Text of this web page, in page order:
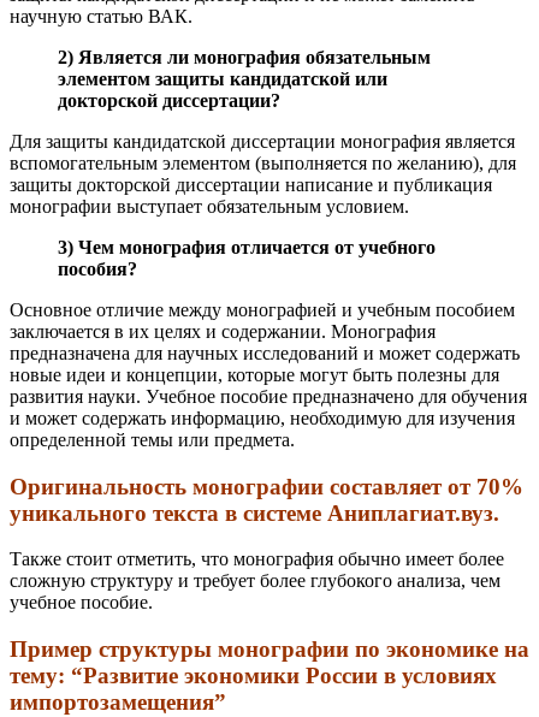
научную статью ВАК.
2) Является ли монография обязательным
элементом защиты кандидатской или
докторской диссертации?
Для защиты кандидатской диссертации монография является
вспомогательным элементом (выполняется по желанию), для
защиты докторской диссертации написание и публикация
монографии выступает обязательным условием.
3) Чем монография отличается от учебного
пособия?
Основное отличие между монографией и учебным пособием
заключается в их целях и содержании. Монография
предназначена для научных исследований и может содержать
новые идеи и концепции, которые могут быть полезны для
развития науки. Учебное пособие предназначено для обучения
и может содержать информацию, необходимую для изучения
определенной темы или предмета.
Оригинальность монографии составляет от 70%
уникального текста в системе Аниплагиат.вуз.
Также стоит отметить, что монография обычно имеет более
сложную структуру и требует более глубокого анализа, чем
учебное пособие.
Пример структуры монографии по экономике на
тему: “Развитие экономики России в условиях
импортозамещения”